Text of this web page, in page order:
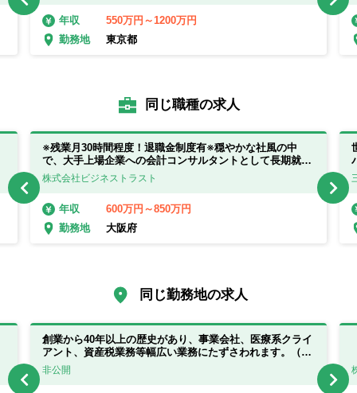
年収
550万円～1200万円
勤務地
東京都
同じ職種の求人
※残業月30時間程度！退職金制度有※穏やかな社風の中
で、大手上場企業への会計コンサルタントとして長期就業
が叶います！
株式会社ビジネストラスト
年収
600万円～850万円
勤務地
大阪府
同じ勤務地の求人
創業から40年以上の歴史があり、事業会社、医療系クライ
アント、資産税業務等幅広い業務にたずさわれます。（巡
回業務等主担当） ※会計事務所経験者向け
非公開